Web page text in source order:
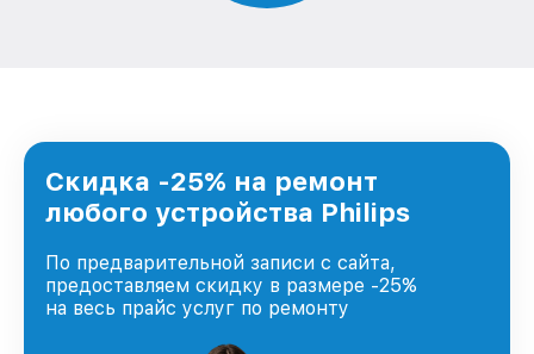
Скидка -25% на ремонт
любого устройства Philips
По предварительной записи с сайта,
предоставляем скидку в размере -25%
на весь прайс услуг по ремонту